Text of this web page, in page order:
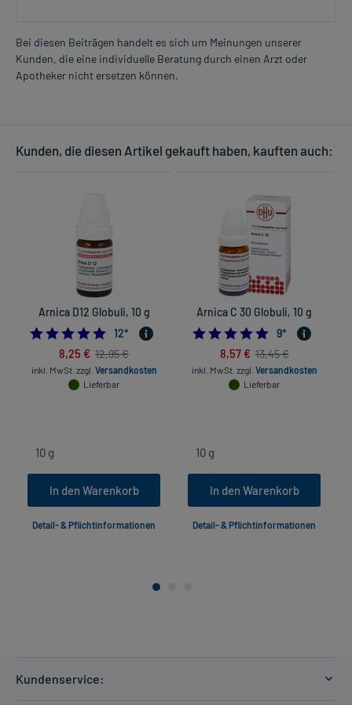
Bei diesen Beiträgen handelt es sich um Meinungen unserer
Kunden, die eine individuelle Beratung durch einen Arzt oder
Apotheker nicht ersetzen können.
Kunden, die diesen Artikel gekauft haben, kauften auch:
Arnica D12 Globuli, 10 g
5.0
12*
8,25 € 12,95 €
inkl. MwSt. zzgl. Versandkosten
Lieferbar
In den Warenkorb
Detail- & Pflichtinformationen
Arnica C 30 Globuli, 10 g
9*
8,57 € 13,45 €
inkl. MwSt. zzgl. Versandkosten
Lieferbar
In den Warenkorb
Detail- & Pflichtinformationen
Kundenservice: